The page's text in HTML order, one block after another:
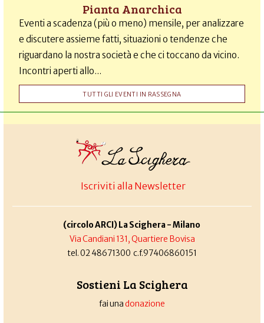
Pianta Anarchica
Eventi a scadenza (più o meno) mensile, per analizzare
e discutere assieme fatti, situazioni o tendenze che
riguardano la nostra società e che ci toccano da vicino.
Incontri aperti allo...
TUTTI GLI EVENTI IN RASSEGNA
Iscriviti alla Newsletter
(circolo ARCI) La Scighera - Milano
Via Candiani 131, Quartiere Bovisa
tel. 02 48671300 c.f.97406860151
Sostieni La Scighera
fai unadonazione